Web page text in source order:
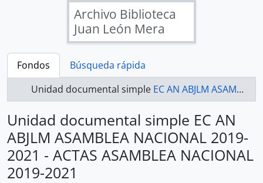
Archivo Biblioteca
Juan León Mera
Fondos
Búsqueda rápida
Unidad documental simple EC AN ABJLM ASAMBLEA NACIONAL 2019-2021 - ACTAS ASAMBLEA NACIONAL 2019-2021
Unidad documental simple EC AN
ABJLM ASAMBLEA NACIONAL 2019-
2021 - ACTAS ASAMBLEA NACIONAL
2019-2021